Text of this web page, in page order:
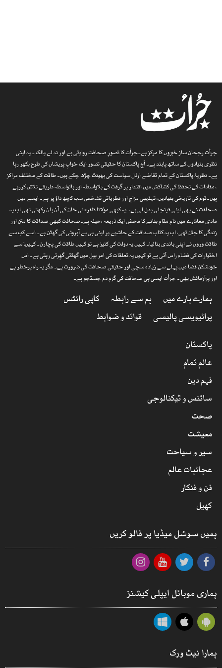
جرأت رجحان ساز خبروں کا مرکز ہے۔جرأت کا تصورِ صحافت روایتی ہے اور نہ لے پالک ۔ یہ اپنی
نظری بنیادوں کے ساتھ پابند ہے۔ آج پاکستان کا حقیقی تصور ایک خوابِ پریشاں کی طرح بکھر رہا
ہے۔ نظریۂ پاکستان کے تمام تقاضے ارذل سیاست کی بھینٹ چڑھ چکے ہیں۔ طاقت کے مختلف مراکز
، مفادات کے تحفظ کی کشاکش میں اقتدار پر گرفت کے بلاواسطہ اور بالواسطہ طریقے تلاش کررہے
ہیں۔قوم کی تاریخی بنیادیں، تہذیبی مزاج اور نظریاتی تشخص سب کچھ داؤ پر ہے۔ ایسے میں
صحافت نے بھی اپنی قینچلی بدل لی ہے۔ یہ کبھی مولانا ظفرعلی خان کی آن بان رکھتی تھی اب یہ
مادی معاشرے میں نام مقام بنانے کا محض ایک ذریعہ ،حیلہ ہے۔صحافت کبھی صداقت کا متن اور
زندگی کا جتن تھی، اب یہ کتاب صداقت کے حاشیے پر اپنی ہی بے آبروئی کی گھٹن ہے۔ اسے کب سے
طاقت وروں نے اپنی باندی بنالیا۔ کہیں یہ دولت کی کنیز ہے تو کہیں طاقت کی پچارن۔ کہیںا سے
اختیارات کی فضاء راس آتی ہے تو کہیں یہ تعلقات کی امر بیل میں گھٹتی گھِرتی رہتی ہے۔ اس
خودشکن فضا میں پہلے سے زیادہ سچی اور حقیقی صحافت کی ضرورت ہے۔ مگر یہ راہ پرخطر ہے
اور پرآزمائش بھی۔ جرأت ایسی ہی صحافت کی گرم دم جستجو ہے۔
ہمارے بارے میں ہم سے رابطہ
کاپی رائٹس
پرائیویسی پالیسی
قوائد و ضوابط
پاکستان
عالم تمام
فہم دین
سائنس و ٹیکنالوجی
صحت
معیشت
سیر و سیاحت
عجائبات عالم
فن و فنکار
کھیل
ہمیں سوشل میڈیا پر فالو کریں
ہماری موبائل ایپلی کیشنز
ہمارا نیٹ ورک